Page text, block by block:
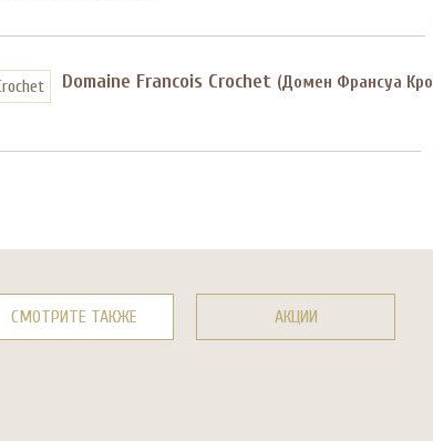
Domaine Francois Crochet (Домен Франсуа
СМОТРИТЕ ТАКЖЕ АКЦИИ